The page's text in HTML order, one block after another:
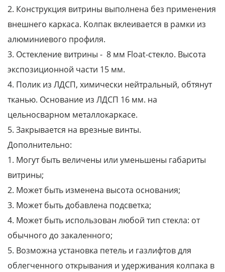
2. Конструкция витрины выполнена без применения
внешнего каркаса. Колпак вклеивается в рамки из
алюминиевого профиля.
3. Остекление витрины - 8 мм Float-стекло. Высота
экспозиционной части 15 мм.
4. Полик из ЛДСП, химически нейтральный, обтянут
тканью. Основание из ЛДСП 16 мм. на
цельносварном металлокаркасе.
5. Закрывается на врезные винты.
Дополнительно:
1. Могут быть величены или уменьшены габариты
витрины;
2. Может быть изменена высота основания;
3. Может быть добавлена подсветка;
4. Может быть использован любой тип стекла: от
обычного до закаленного;
5. Возможна установка петель и газлифтов для
облегченного открывания и удерживания колпака в